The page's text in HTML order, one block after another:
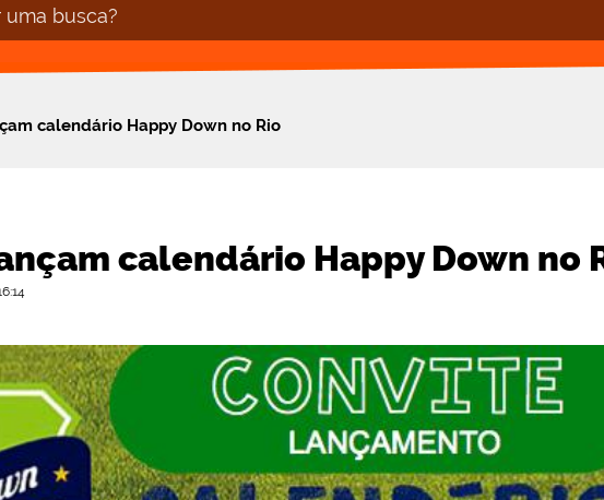
calendário Happy Down no Rio
calendário Happy Down no